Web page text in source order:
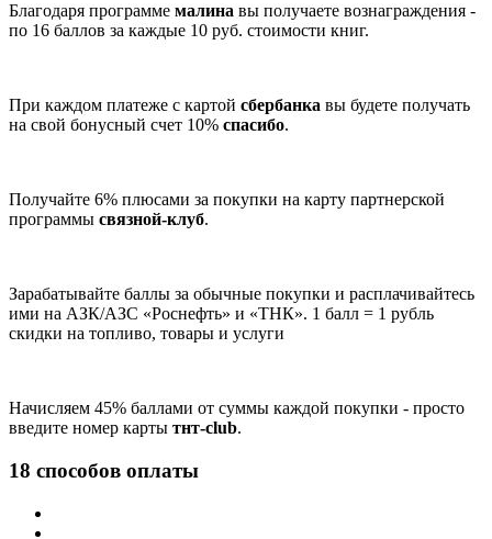
Благодаря программе малина вы получаете вознаграждения -
по 16 баллов за каждые 10 руб. стоимости книг.
При каждом платеже с картой сбербанка вы будете получать
на свой бонусный счет 10% спасибо.
Получайте 6% плюсами за покупки на карту партнерской
программы связной-клуб.
Зарабатывайте баллы за обычные покупки и расплачивайтесь
ими на АЗК/АЗС «Роснефть» и «ТНК». 1 балл = 1 рубль
скидки на топливо, товары и услуги
Начисляем 45% баллами от суммы каждой покупки - просто
введите номер карты тнт-club.
18 способов оплаты